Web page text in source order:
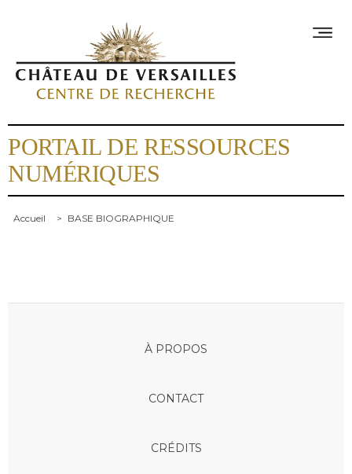
PORTAIL DE RESSOURCES
NUMÉRIQUES
Accueil > BASE BIOGRAPHIQUE
À PROPOS
CONTACT
CRÉDITS